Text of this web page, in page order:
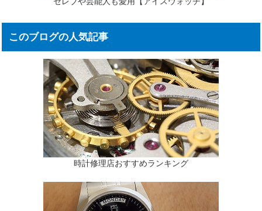
このブログの人気記事
時計修理店おすすめランキング